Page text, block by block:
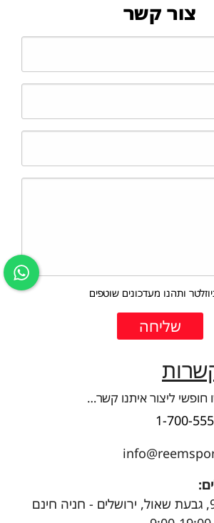
צור קשר
ותהנו מעדכונים שוטפים
ליצור איתנו קשר…
1-700-